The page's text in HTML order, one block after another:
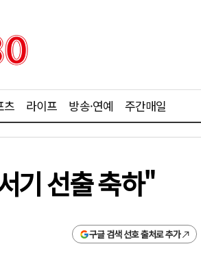
츠 라이프 방송·연예 주간매일
기 선출 축하"
구글 검색 선호 출처로 추가